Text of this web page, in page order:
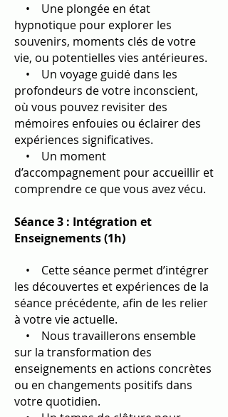
• Une plongée en état
hypnotique pour explorer les
souvenirs, moments clés de votre
vie, ou potentielles vies antérieures.
• Un voyage guidé dans les
profondeurs de votre inconscient,
où vous pouvez revisiter des
mémoires enfouies ou éclairer des
expériences significatives.
• Un moment
d’accompagnement pour accueillir et
comprendre ce que vous avez vécu.
Séance 3 : Intégration et
Enseignements (1h)
• Cette séance permet d’intégrer
les découvertes et expériences de la
séance précédente, afin de les relier
à votre vie actuelle.
• Nous travaillerons ensemble
sur la transformation des
enseignements en actions concrètes
ou en changements positifs dans
votre quotidien.